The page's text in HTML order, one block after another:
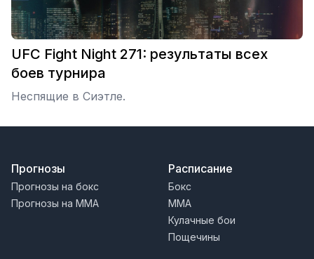
UFC Fight Night 271: результаты всех
боев турнира
Неспящие в Сиэтле.
Прогнозы
Прогнозы на бокс
Прогнозы на MMA
Расписание
Бокс
MMA
Кулачные бои
Пощечины